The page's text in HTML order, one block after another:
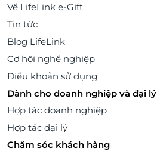
Về LifeLink e-Gift
Tin tức
Blog LifeLink
Cơ hội nghề nghiệp
Điều khoản sử dụng
Dành cho doanh nghiệp và đại lý
Hợp tác doanh nghiệp
Hợp tác đại lý
Chăm sóc khách hàng